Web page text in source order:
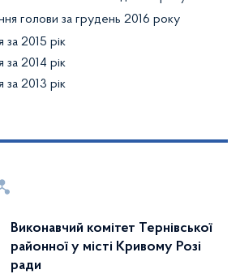
голови за грудень 2016 року
за 2015 рік
за 2014 рік
за 2013 рік
Виконавчий комітет Тернівської
районної у місті Кривому Розі
ради